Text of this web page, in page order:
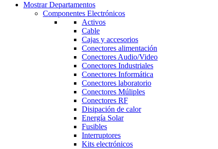
Mostrar Departamentos
Componentes Electrónicos
Activos
Cable
Cajas y accesorios
Conectores alimentación
Conectores Audio/Video
Conectores Industriales
Conectores Informática
Conectores laboratorio
Conectores Múliples
Conectores RF
Disipación de calor
Energía Solar
Fusibles
Interruptores
Kits electrónicos